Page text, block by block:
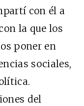
con él a
la que los
poner en
sociales,
del